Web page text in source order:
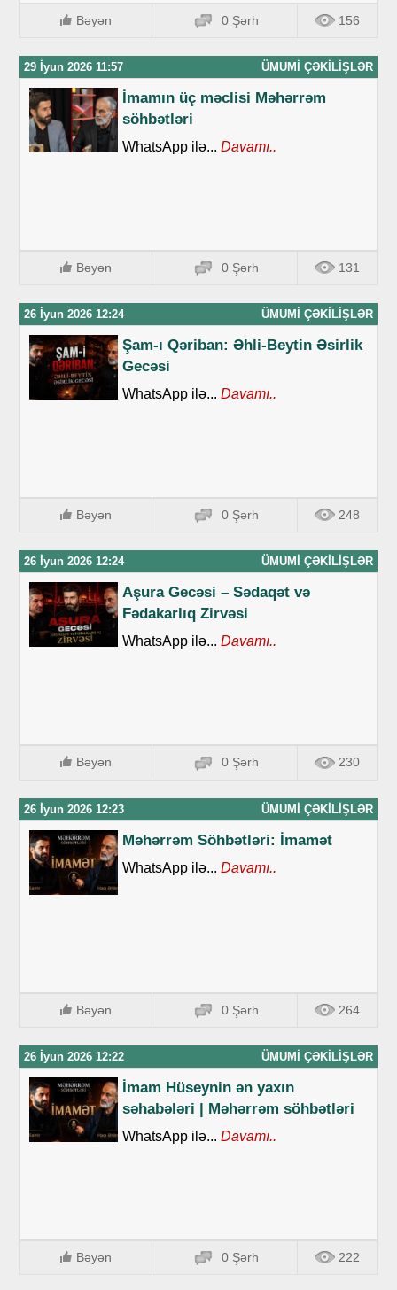
Bəyən 0 Şərh 156
29 İyun 2026 11:57 ÜMUMI ÇƏKILIŞLƏR
İmamın üç məclisi Məhərrəm
söhbətləri
WhatsApp ilə... Davamı..
Bəyən 0 Şərh 131
26 İyun 2026 12:24 ÜMUMI ÇƏKILIŞLƏR
Şam-ı Qəriban: Əhli-Beytin Əsirlik
Gecəsi
WhatsApp ilə... Davamı..
Bəyən 0 Şərh 248
26 İyun 2026 12:24 ÜMUMI ÇƏKILIŞLƏR
Aşura Gecəsi – Sədaqət və
Fədakarlıq Zirvəsi
WhatsApp ilə... Davamı..
Bəyən 0 Şərh 230
26 İyun 2026 12:23 ÜMUMI ÇƏKILIŞLƏR
Məhərrəm Söhbətləri: İmamət
WhatsApp ilə... Davamı..
Bəyən 0 Şərh 264
26 İyun 2026 12:22 ÜMUMI ÇƏKILIŞLƏR
İmam Hüseynin ən yaxın
səhabələri | Məhərrəm söhbətləri
WhatsApp ilə... Davamı..
Bəyən 0 Şərh 222